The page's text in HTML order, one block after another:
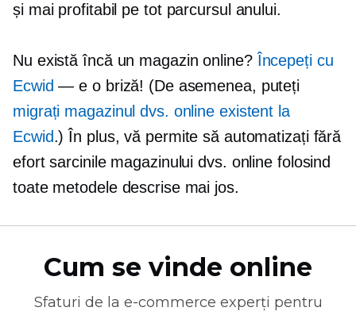
și mai profitabil pe tot parcursul anului.
Nu există încă un magazin online? Începeți cu
Ecwid — e o briză! (De asemenea, puteți
migrați magazinul dvs. online existent la
Ecwid.) În plus, vă permite să automatizați fără
efort sarcinile magazinului dvs. online folosind
toate metodele descrise mai jos.
Cum se vinde online
Sfaturi de la e-commerce experți pentru